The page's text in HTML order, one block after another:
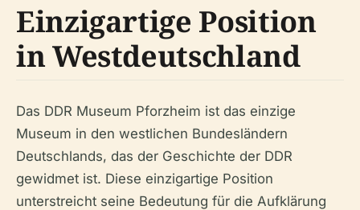
Einzigartige Position
in Westdeutschland
Das DDR Museum Pforzheim ist das einzige
Museum in den westlichen Bundesländern
Deutschlands, das der Geschichte der DDR
gewidmet ist. Diese einzigartige Position
unterstreicht seine Bedeutung für die Aufklärung